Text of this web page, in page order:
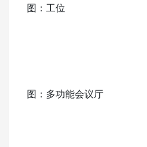
图：工位
图：多功能会议厅